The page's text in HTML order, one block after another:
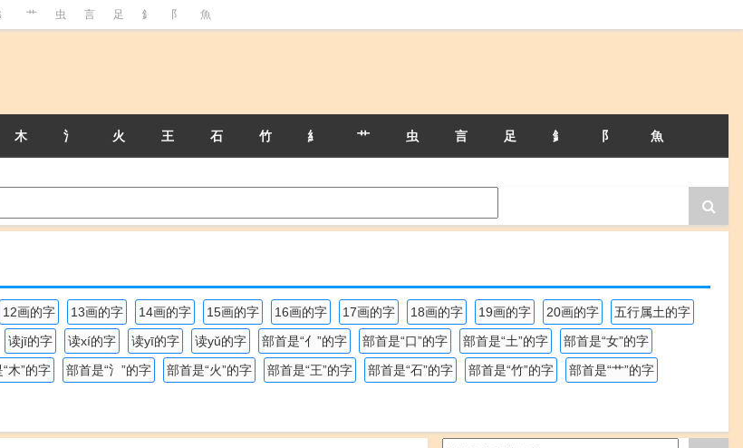
艹 虫 言 足 釒 阝 魚
木 氵 火 王 石 竹 糹 艹 虫 言 足 釒 阝 魚
12画的字 13画的字 14画的字 15画的字 16画的字 17画的字 18画的字 19画的字 20画的字
五行属土的字
读jī的字 读xí的字 读yī的字 读yǔ的字 部首是“亻”的字 部首是“口”的字 部首是“土”的字
部首是“女”的字
木”的字 部首是“氵”的字 部首是“火”的字 部首是“王”的字 部首是“石”的字 部首是“竹”的字
部首是“艹”的字